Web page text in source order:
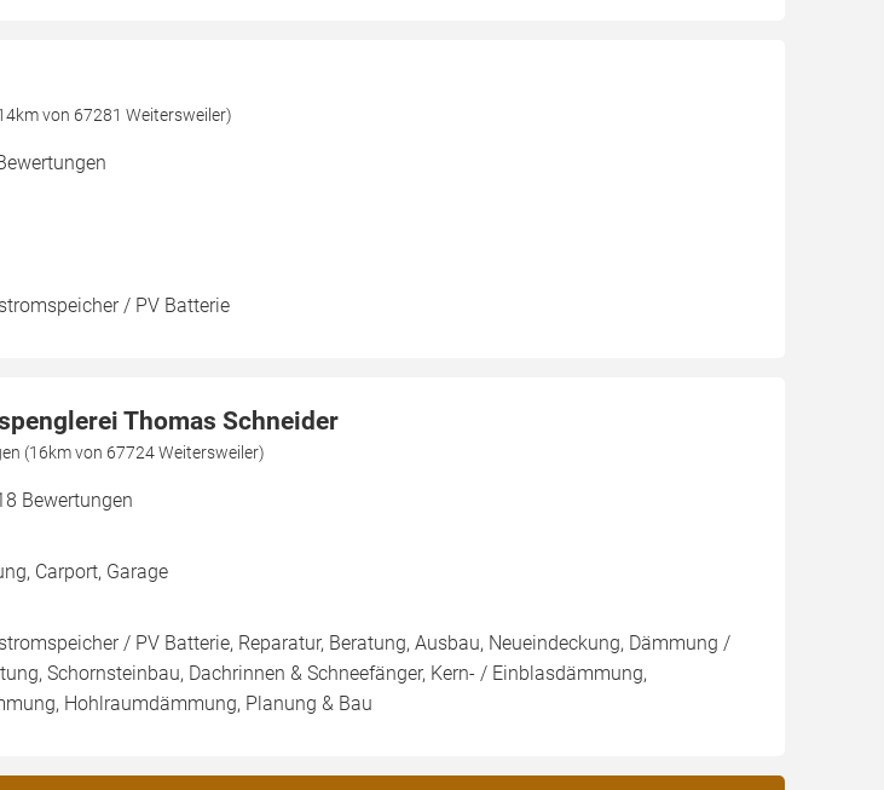
von 67281 Weitersweiler)
/ PV Batterie
Thomas Schneider
(16km von 67724 Weitersweiler)
Bewertungen
Carport, Garage
/ PV Batterie, Reparatur, Beratung, Ausbau, Neueindeckung, Dämmung /
Schornsteinbau, Dachrinnen & Schneefänger, Kern- / Einblasdämmung,
Hohlraumdämmung, Planung & Bau